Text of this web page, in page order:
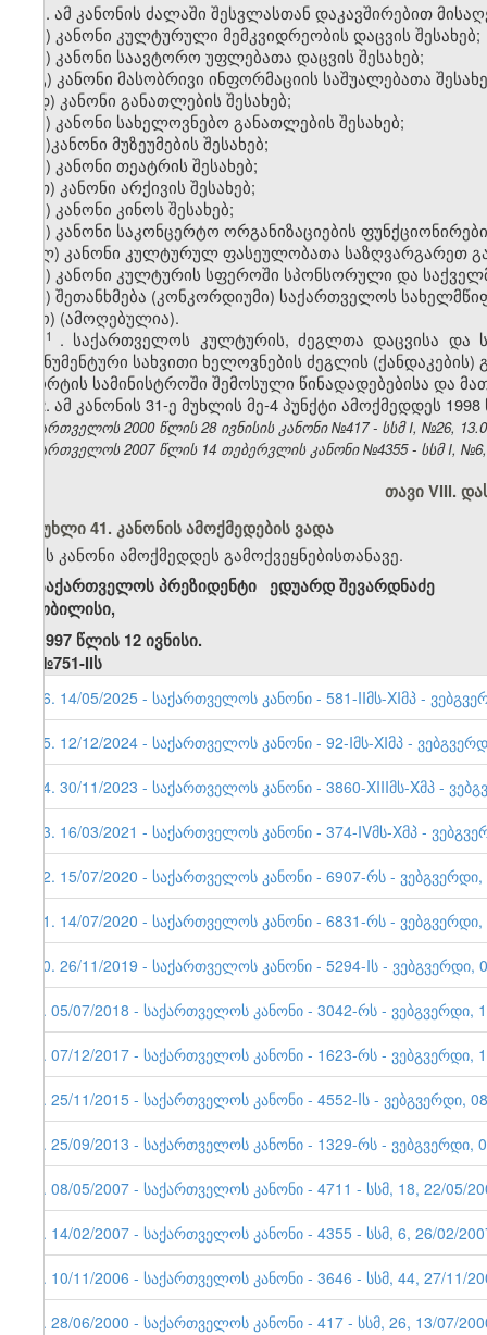
1. ამ კანონის ძალაში შესვლასთან დაკავშირებით
ა) კანონი კულტურული მემკვიდრეობის დაცვის შესახებ;
ბ) კანონი საავტორო უფლებათა დაცვის შესახებ;
გ) კანონი მასობრივი ინფორმაციის საშუალებათა
დ) კანონი განათლების შესახებ;
ე) კანონი სახელოვნებო განათლების შესახებ;
ვ)კანონი მუზეუმების შესახებ;
ზ) კანონი თეატრის შესახებ;
თ) კანონი არქივის შესახებ;
ი) კანონი კინოს შესახებ;
კ) კანონი საკონცერტო ორგანიზაციების
ლ) კანონი კულტურულ ფასეულობათა საზღვარგარეთ
მ) კანონი კულტურის სფეროში სპონსორული და
ნ) შეთანხმება (კონკორდიუმი) საქართველოს
ო) (ამოღებულია).
1
. საქართველოს კულტურის, ძეგლთა დაცვისა და
„მონუმენტური სახვითი ხელოვნების ძეგლის
სპორტის სამინისტროში შემოსული წინადადებებისა და
2. ამ კანონის 31-ე მუხლის მე-4 პუნქტი ამოქმედდეს
საქართველოს 2000 წლის 28 ივნისის კანონი №417 - სსმ I, №26,
საქართველოს 2007 წლის 14 თებერვლის კანონი №4355 - სსმ I, №6,
თავი VIII.
მუხლი 41. კანონის ამოქმედების ვადა
ეს კანონი ამოქმედდეს გამოქვეყნებისთანავე.
საქართველოს პრეზიდენტი ედუარდ შევარდნაძე
თბილისი,
1997 წლის 12 ივნისი.
№751-IIს
16. 14/05/2025 - საქართველოს კანონი - 581-IIმს-XIმპ -
15. 12/12/2024 - საქართველოს კანონი - 92-Iმს-XIმპ -
14. 30/11/2023 - საქართველოს კანონი - 3860-XIIIმს-Xმპ -
13. 16/03/2021 - საქართველოს კანონი - 374-IVმს-Xმპ -
12. 15/07/2020 - საქართველოს კანონი - 6907-რს -
11. 14/07/2020 - საქართველოს კანონი - 6831-რს -
10. 26/11/2019 - საქართველოს კანონი - 5294-Iს -
9. 05/07/2018 - საქართველოს კანონი - 3042-რს - ვებგვერდი,
8. 07/12/2017 - საქართველოს კანონი - 1623-რს - ვებგვერდი,
7. 25/11/2015 - საქართველოს კანონი - 4552-Iს - ვებგვერდი,
6. 25/09/2013 - საქართველოს კანონი - 1329-რს -
5. 08/05/2007 - საქართველოს კანონი - 4711 - სსმ, 18, 22/05/
4. 14/02/2007 - საქართველოს კანონი - 4355 - სსმ, 6, 26/02/
3. 10/11/2006 - საქართველოს კანონი - 3646 - სსმ, 44, 27/11/
2. 28/06/2000 - საქართველოს კანონი - 417 - სსმ, 26, 13/07/